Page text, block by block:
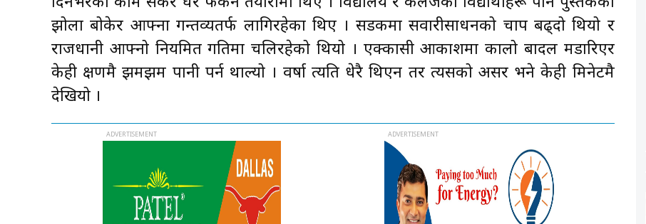
झोला बोकेर आफ्ना गन्तव्यतर्फ लागिरहेका थिए । सडकमा सवारीसाधनको चाप बढ्दो थियो र
राजधानी आफ्नो नियमित गतिमा चलिरहेको थियो । एक्कासी आकाशमा कालो बादल मडारिएर
केही क्षणमै झमझम पानी पर्न थाल्यो । वर्षा त्यति धेरै थिएन तर त्यसको असर भने केही मिनेटमै
देखियो ।